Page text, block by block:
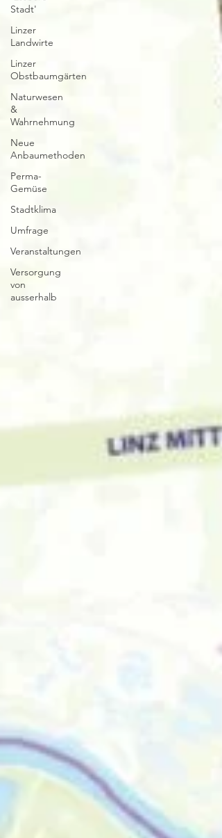
Stadt'
Linzer
Landwirte
Linzer
Obstbaumgärten
Naturwesen
&
Wahrnehmung
Neue
Anbaumethoden
Perma-
Gemüse
Stadtklima
Umfrage
Veranstaltungen
Versorgung
von
ausserhalb